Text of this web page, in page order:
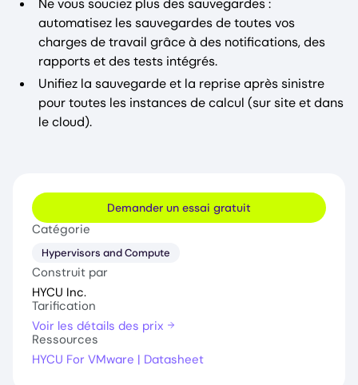
automatisez les sauvegardes de toutes vos
charges de travail grâce à des notifications, des
rapports et des tests intégrés.
Unifiez la sauvegarde et la reprise après sinistre
pour toutes les instances de calcul (sur site et dans
le cloud).
Demander un essai gratuit
Catégorie
Hypervisors and Compute
Construit par
HYCU Inc.
Tarification
Voir les détails des prix
Ressources
HYCU For VMware | Datasheet